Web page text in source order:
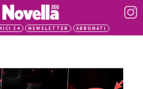
24 NEWSLETTER ABBONATI